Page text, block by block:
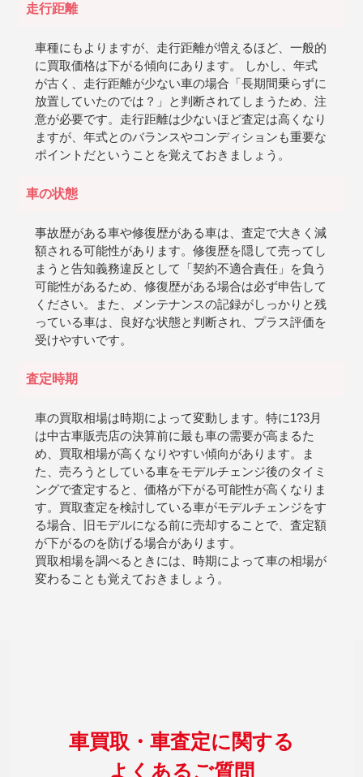
走行距離
車種にもよりますが、走行距離が増えるほど、一般的
に買取価格は下がる傾向にあります。 しかし、年式
が古く、走行距離が少ない車の場合「長期間乗らずに
放置していたのでは？」と判断されてしまうため、注
意が必要です。走行距離は少ないほど査定は高くなり
ますが、年式とのバランスやコンディションも重要な
ポイントだということを覚えておきましょう。
車の状態
事故歴がある車や修復歴がある車は、査定で大きく減
額される可能性があります。修復歴を隠して売ってし
まうと告知義務違反として「契約不適合責任」を負う
可能性があるため、修復歴がある場合は必ず申告して
ください。また、メンテナンスの記録がしっかりと残
っている車は、良好な状態と判断され、プラス評価を
受けやすいです。
査定時期
車の買取相場は時期によって変動します。特に1?3月
は中古車販売店の決算前に最も車の需要が高まるた
め、買取相場が高くなりやすい傾向があります。ま
た、売ろうとしている車をモデルチェンジ後のタイミ
ングで査定すると、価格が下がる可能性が高くなりま
す。買取査定を検討している車がモデルチェンジをす
る場合、旧モデルになる前に売却することで、査定額
が下がるのを防げる場合があります。
買取相場を調べるときには、時期によって車の相場が
変わることも覚えておきましょう。
車買取・車査定に関する
よくあるご質問